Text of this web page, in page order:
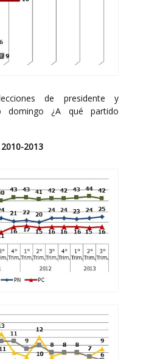
de presidente y
domingo ¿A qué partido
2013